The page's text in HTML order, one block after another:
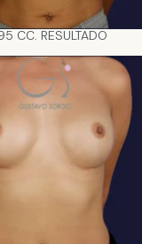
CC. RESULTADO